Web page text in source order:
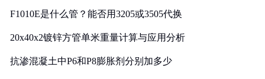
F1010E是什么管？能否用3205或3505代换
20x40x2镀锌方管单米重量计算与应用分析
抗渗混凝土中P6和P8膨胀剂分别加多少